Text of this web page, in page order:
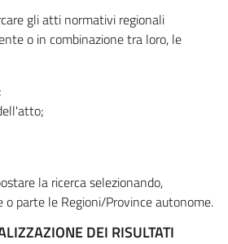
gli atti normativi regionali
o in combinazione tra loro, le
la ricerca selezionando,
parte le Regioni/Province autonome.
DEI RISULTATI